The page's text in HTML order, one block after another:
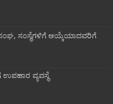
ಸಂಸ್ಥೆಗಳಿಗೆ ಆಯ್ಕೆಯಾದವರಿಗೆ
ವ್ಯವಸ್ಥೆ